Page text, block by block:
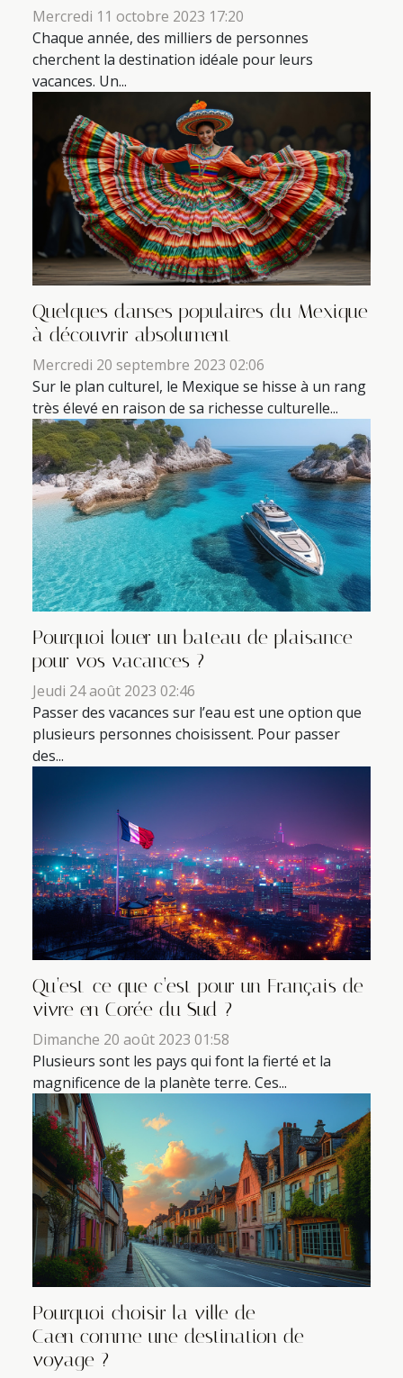
Mercredi 11 octobre 2023 17:20
Chaque année, des milliers de personnes
cherchent la destination idéale pour leurs
vacances. Un...
Quelques danses populaires du Mexique
à découvrir absolument
Mercredi 20 septembre 2023 02:06
Sur le plan culturel, le Mexique se hisse à un rang
très élevé en raison de sa richesse culturelle...
Pourquoi louer un bateau de plaisance
pour vos vacances ?
Jeudi 24 août 2023 02:46
Passer des vacances sur l’eau est une option que
plusieurs personnes choisissent. Pour passer
des...
Qu’est-ce que c’est pour un Français de
vivre en Corée du Sud ?
Dimanche 20 août 2023 01:58
Plusieurs sont les pays qui font la fierté et la
magnificence de la planète terre. Ces...
Pourquoi choisir la ville de
Caen comme une destination de
voyage ?